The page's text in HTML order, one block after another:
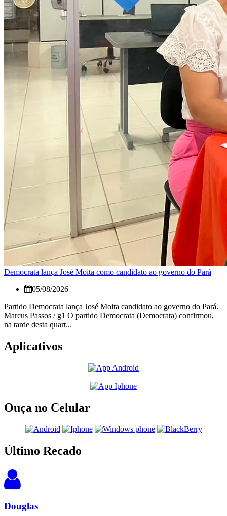
Democrata lança José Moita como candidato ao governo do Pará
05/08/2026
Partido Democrata lança José Moita candidato ao governo do Pará.
Marcus Passos / g1 O partido Democrata (Democrata) confirmou,
na tarde desta quart...
Aplicativos
Ouça no Celular
Último Recado
Douglas